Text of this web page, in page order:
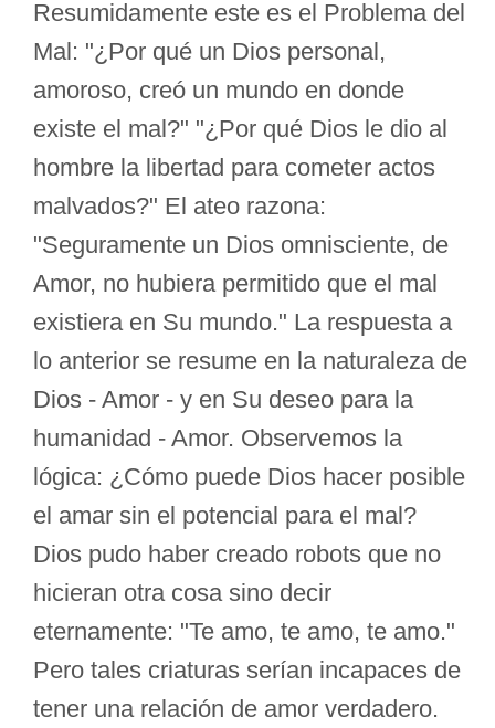
Resumidamente este es el Problema del
Mal: "¿Por qué un Dios personal,
amoroso, creó un mundo en donde
existe el mal?" "¿Por qué Dios le dio al
hombre la libertad para cometer actos
malvados?" El ateo razona:
"Seguramente un Dios omnisciente, de
Amor, no hubiera permitido que el mal
existiera en Su mundo." La respuesta a
lo anterior se resume en la naturaleza de
Dios - Amor - y en Su deseo para la
humanidad - Amor. Observemos la
lógica: ¿Cómo puede Dios hacer posible
el amar sin el potencial para el mal?
Dios pudo haber creado robots que no
hicieran otra cosa sino decir
eternamente: "Te amo, te amo, te amo."
Pero tales criaturas serían incapaces de
tener una relación de amor verdadero.